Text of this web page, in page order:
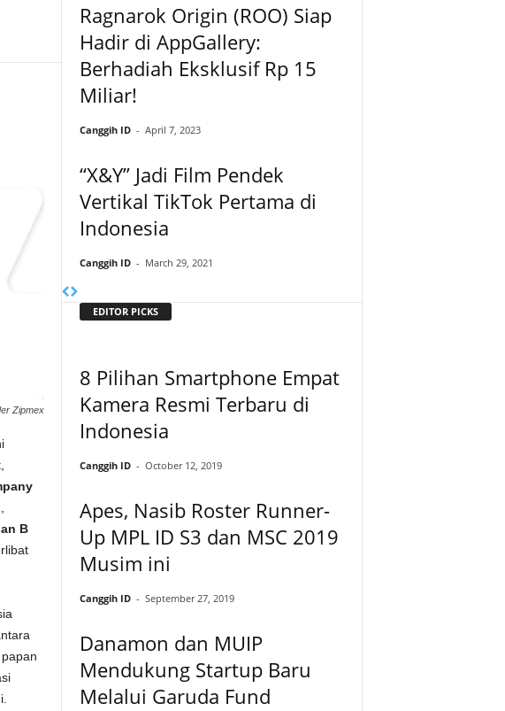
Zipmex
B
Ragnarok Origin (ROO) Siap
Hadir di AppGallery:
Berhadiah Eksklusif Rp 15
Miliar!
Canggih ID - April 7, 2023
“X&Y” Jadi Film Pendek
Vertikal TikTok Pertama di
Indonesia
Canggih ID - March 29, 2021
EDITOR PICKS
8 Pilihan Smartphone Empat
Kamera Resmi Terbaru di
Indonesia
Canggih ID - October 12, 2019
Apes, Nasib Roster Runner-
Up MPL ID S3 dan MSC 2019
Musim ini
Canggih ID - September 27, 2019
Danamon dan MUIP
Mendukung Startup Baru
Melalui Garuda Fund